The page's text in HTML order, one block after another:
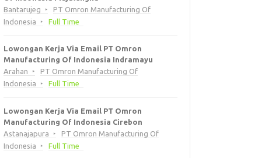
Bantarujeg
PT Omron Manufacturing Of
Indonesia
Full Time
Lowongan Kerja Via Email PT Omron
Manufacturing Of Indonesia Indramayu
Arahan
PT Omron Manufacturing Of
Indonesia
Full Time
Lowongan Kerja Via Email PT Omron
Manufacturing Of Indonesia Cirebon
Astanajapura
PT Omron Manufacturing Of
Indonesia
Full Time